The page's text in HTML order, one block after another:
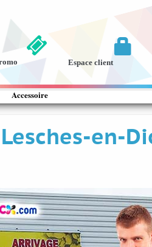

Espace client
Accessoire
en-